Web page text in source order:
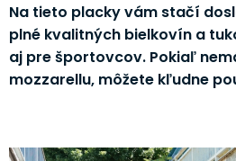
Na tieto placky vám stačí
plné kvalitných bielkovín a
aj pre športovcov. Pokiaľ
mozzarellu, môžete kľudne